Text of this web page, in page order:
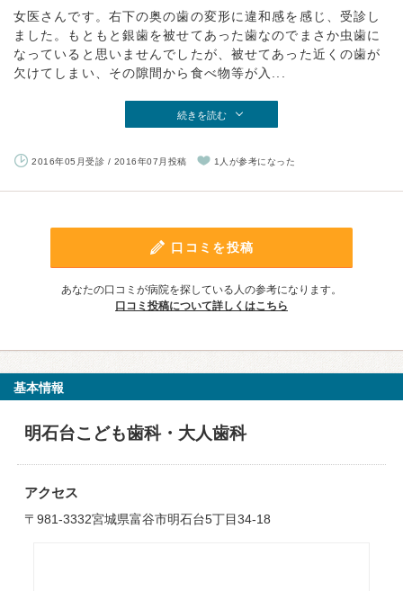
女医さんです。右下の奥の歯の変形に違和感を感じ、受診し
ました。もともと銀歯を被せてあった歯なのでまさか虫歯に
なっていると思いませんでしたが、被せてあった近くの歯が
欠けてしまい、その隙間から食べ物等が入...
続きを読む
2016年05月受診 / 2016年07月投稿 1人が参考になった
口コミを投稿
あなたの口コミが病院を探している人の参考になります。
口コミ投稿について詳しくはこちら
基本情報
明石台こども歯科・大人歯科
アクセス
〒981-3332宮城県富谷市明石台5丁目34-18